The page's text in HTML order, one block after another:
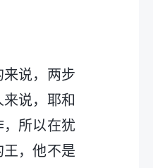
说，两步
说，耶和
所以在犹
，他不是